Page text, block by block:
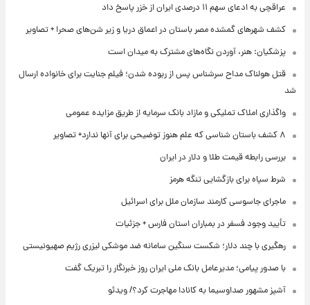
عراقچی به ادعای سهم ۱۱ درصدی ایران از خزر پاسخ داد
کشف شهرهای گمشده مصر باستان در اعماق دریا و زیر شن‌های صحرا + تصاویر
پزشکیان: هنر، آوردن نگاه‌های مشترک به میدان است
قتل هولناک مداح سرشناس پس از ربوده شدن؛ فیلم جنایت برای خانواده ارسال
شد
واگذاری املاک تملیکی و مازاد بانک سرمایه از طریق مزایده عمومی
۸ کشف باستان شناسی که علم هنوز توضیحی برای آنها ندارد+ تصاویر
بررسی رابطه قیمت طلا و دلار در ایران
شرط سپاه برای بازگشایی تنگه هرمز
ماجرای جاسوسی کارمند سازمان ملل برای اسرائیل
تأیید وجود فسفر در بمباران استان فارس + جزئیات
رهگیری با چند دلار؛ شکست سنگین سامانه ضد موشکی لیزری رژیم صهیونیستی
با صدور پیامی؛ مدیرعامل بانک ملی ایران روز خبرنگار را تبریک گفت
آشپز مشهور صداوسیما به کانادا مهاجرت کرد؟/ ویدئو